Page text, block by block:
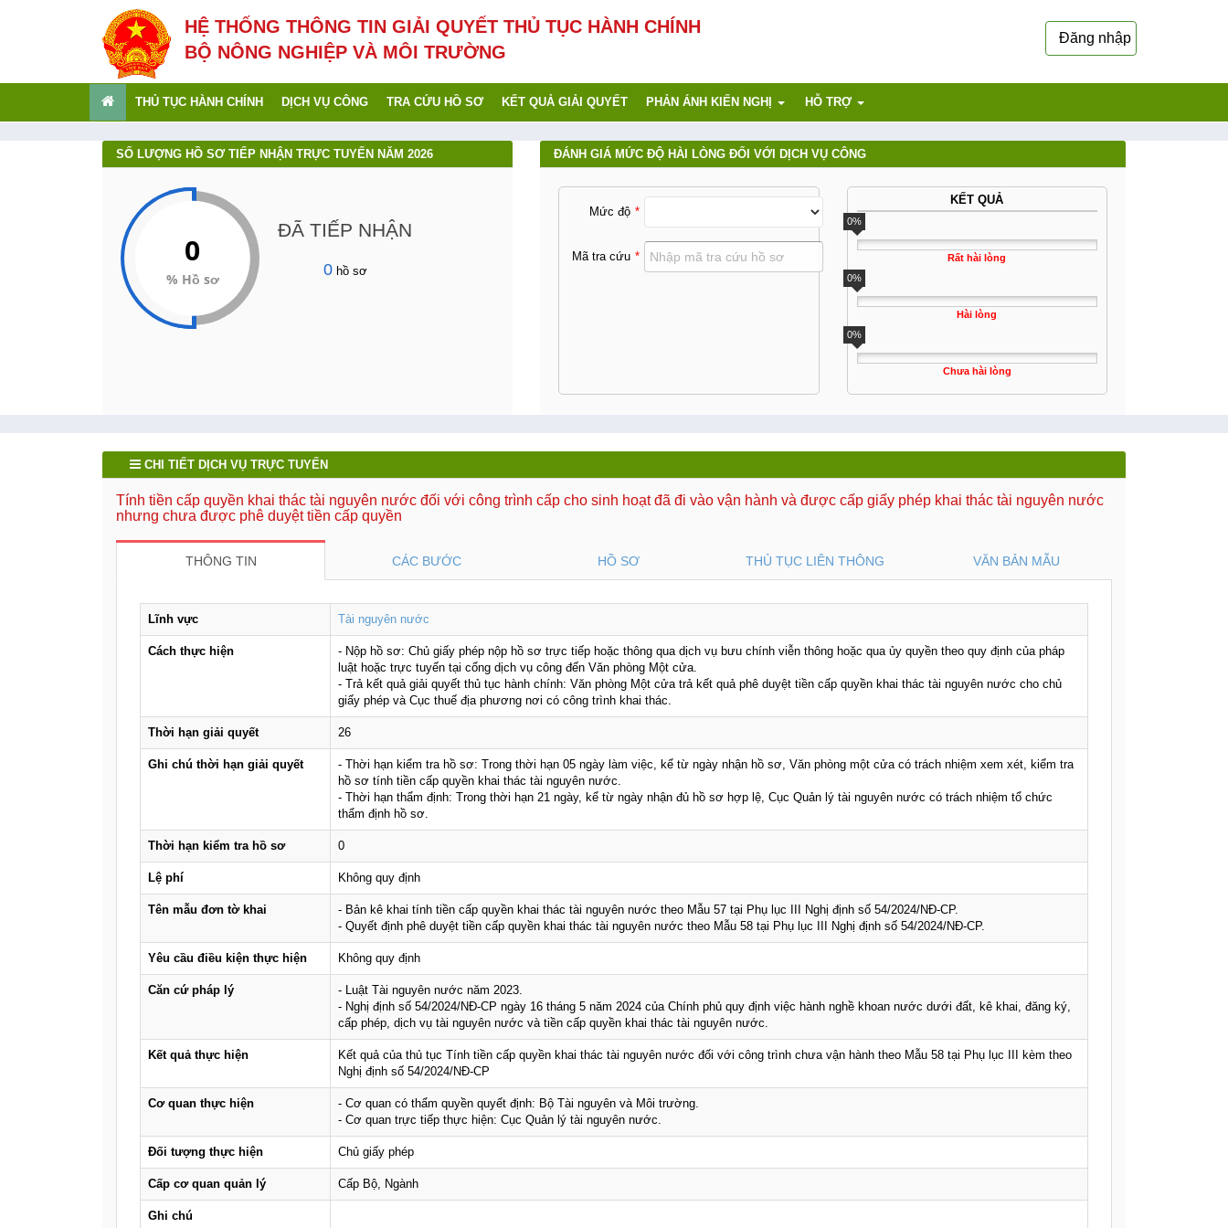
HỆ THỐNG THÔNG TIN GIẢI QUYẾT THỦ TỤC HÀNH CHÍNH
BỘ NÔNG NGHIỆP VÀ MÔI TRƯỜNG
Đăng nhập
THỦ TỤC HÀNH CHÍNH DỊCH VỤ CÔNG TRA CỨU HỒ SƠ KẾT QUẢ GIẢI QUYẾT PHẢN ÁNH KIẾN NGHỊ HỖ TRỢ
SỐ LƯỢNG HỒ SƠ TIẾP NHẬN TRỰC TUYẾN NĂM 2026
0
% Hồ sơ
ĐÃ TIẾP NHẬN
0hồ sơ
ĐÁNH GIÁ MỨC ĐỘ HÀI LÒNG ĐỐI VỚI DỊCH VỤ CÔNG
Mức độ
Mã tra cứu
KẾT QUẢ
0%
Rất hài lòng
0%
Hài lòng
0%
Chưa hài lòng
CHI TIẾT DỊCH VỤ TRỰC TUYẾN
Tính tiền cấp quyền khai thác tài nguyên nước đối với công trình cấp cho sinh hoạt đã đi vào vận hành và được cấp giấy phép khai thác tài nguyên nước
nhưng chưa được phê duyệt tiền cấp quyền
THÔNG TIN CÁC BƯỚC HỒ SƠ THỦ TỤC LIÊN THÔNG VĂN BẢN MẪU
Lĩnh vực Tài nguyên nước
Cách thực hiện
- Nộp hồ sơ: Chủ giấy phép nộp hồ sơ trực tiếp hoặc thông qua dịch vụ bưu chính viễn thông hoặc qua ủy quyền theo quy định của pháp
luật hoặc trực tuyến tại cổng dịch vụ công đến Văn phòng Một cửa.
- Trả kết quả giải quyết thủ tục hành chính: Văn phòng Một cửa trả kết quả phê duyệt tiền cấp quyền khai thác tài nguyên nước cho chủ
giấy phép và Cục thuế địa phương nơi có công trình khai thác.
Thời hạn giải quyết 26
Ghi chú thời hạn giải quyết
- Thời hạn kiểm tra hồ sơ: Trong thời hạn 05 ngày làm việc, kể từ ngày nhận hồ sơ, Văn phòng một cửa có trách nhiệm xem xét, kiểm tra
hồ sơ tính tiền cấp quyền khai thác tài nguyên nước.
- Thời hạn thẩm định: Trong thời hạn 21 ngày, kể từ ngày nhận đủ hồ sơ hợp lệ, Cục Quản lý tài nguyên nước có trách nhiệm tổ chức
thẩm định hồ sơ.
Thời hạn kiểm tra hồ sơ 0
Lệ phí Không quy định
Tên mẫu đơn tờ khai
- Bản kê khai tính tiền cấp quyền khai thác tài nguyên nước theo Mẫu 57 tại Phụ lục III Nghị định số 54/2024/NĐ-CP.
- Quyết định phê duyệt tiền cấp quyền khai thác tài nguyên nước theo Mẫu 58 tại Phụ lục III Nghị định số 54/2024/NĐ-CP.
Yêu cầu điều kiện thực hiện Không quy định
Căn cứ pháp lý
- Luật Tài nguyên nước năm 2023.
- Nghị định số 54/2024/NĐ-CP ngày 16 tháng 5 năm 2024 của Chính phủ quy định việc hành nghề khoan nước dưới đất, kê khai, đăng ký,
cấp phép, dịch vụ tài nguyên nước và tiền cấp quyền khai thác tài nguyên nước.
Kết quả thực hiện
Kết quả của thủ tục Tính tiền cấp quyền khai thác tài nguyên nước đối với công trình chưa vận hành theo Mẫu 58 tại Phụ lục III kèm theo
Nghị định số 54/2024/NĐ-CP
Cơ quan thực hiện
- Cơ quan có thẩm quyền quyết định: Bộ Tài nguyên và Môi trường.
- Cơ quan trực tiếp thực hiện: Cục Quản lý tài nguyên nước.
Đối tượng thực hiện Chủ giấy phép
Cấp cơ quan quản lý Cấp Bộ, Ngành
Ghi chú